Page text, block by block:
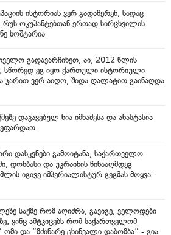
ისტორიას ვერ გადაწერენ, სადაც
ოკუპანტებთან ერთად სირცხვილის
ხოშტარია
გადავარჩინეთ, აი, 2012 წლის
სწორედ ეგ იყო ქართული ისტორიული
ჯარით ვერ აიღო, შიდა ღალატით გაინაღდა
დაკავებულ ნია იმნაძესა და ანასტასია
დასკვნები გამოიტანა, საქართველო
დონბასი და უკრაინის წინააღმდეგ
იგივე იმპერიალისტურ გეგმას მოყვა -
საქმე რომ აღიძრა, გავიგე, ველოდები
ვინც ამტკიცებს რომ საქართველომ
და “მძინარე ცხინვალი დაბომბა” - გია